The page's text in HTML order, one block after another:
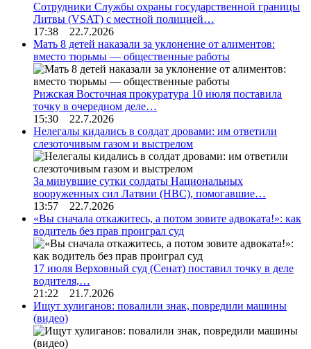
Сотрудники Службы охраны государственной границы
Литвы (VSAT) с местной полицией…
17:38 22.7.2026
Мать 8 детей наказали за уклонение от алиментов:
вместо тюрьмы — общественные работы
Рижская Восточная прокуратура 10 июля поставила
точку в очередном деле…
15:30 22.7.2026
Нелегалы кидались в солдат дровами: им ответили
слезоточивым газом и выстрелом
За минувшие сутки солдаты Национальных
вооруженных сил Латвии (НВС), помогавшие…
13:57 22.7.2026
«Вы сначала откажитесь, а потом зовите адвоката!»: как
водитель без прав проиграл суд
17 июля Верховный суд (Сенат) поставил точку в деле
водителя,…
21:22 21.7.2026
Ищут хулиганов: повалили знак, повредили машины
(видео)